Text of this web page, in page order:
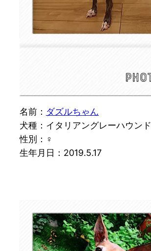
名前： ダズルちゃん
犬種：イタリアングレーハウンド
性別：♀
生年月日：2019.5.17